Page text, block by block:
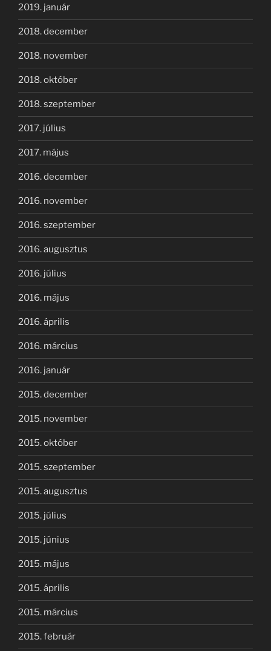
2019. január
2018. december
2018. november
2018. október
2018. szeptember
2017. július
2017. május
2016. december
2016. november
2016. szeptember
2016. augusztus
2016. július
2016. május
2016. április
2016. március
2016. január
2015. december
2015. november
2015. október
2015. szeptember
2015. augusztus
2015. július
2015. június
2015. május
2015. április
2015. március
2015. február